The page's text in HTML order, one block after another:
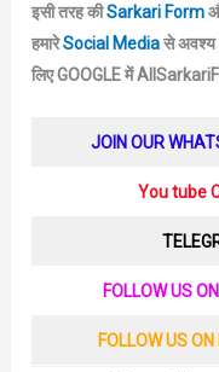
इसी तरह कीSarkari Form
हमारेSocial Mediaसे अवश्य
लिए GOOGLE में
JOIN OUR
You tube
FOLLOW US
FOLLOW US